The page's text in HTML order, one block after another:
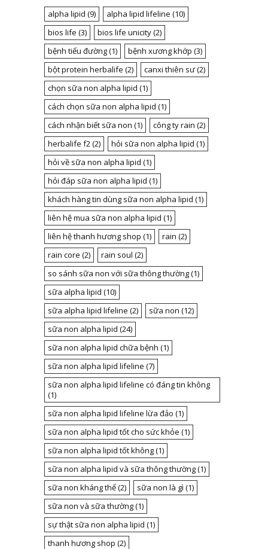
alpha lipid (9) alpha lipid lifeline (10)
bios life (3) bios life unicity(2)
bệnh tiểu đường(1) bệnh xương khớp (3)
bột protein herbalife (2) canxi thiên sư(2)
chọn sữa non alpha lipid (1)
cách chọn sữa non alpha lipid (1)
cách nhận biết sữa non (1) công ty rain (2)
herbalife f2 (2) hỏi sữa non alpha lipid (1)
hỏi về sữa non alpha lipid (1)
hỏi đáp sữa non alpha lipid (1)
khách hàng tin dùng sữa non alpha lipid (1)
liên hệ mua sữa non alpha lipid (1)
liên hệ thanh hương shop (1) rain (2)
rain core (2) rain soul (2)
so sánh sữa non với sữa thông thường(1)
sữa alpha lipid (10)
sữa alpha lipid lifeline (2) sữa non (12)
sữa non alpha lipid (24)
sữa non alpha lipid chữa bệnh (1)
sữa non alpha lipid lifeline (7)
sữa non alpha lipid lifeline có đáng tin không
(1)
sữa non alpha lipid lifeline lừa đảo (1)
sữa non alpha lipid tốt cho sức khỏe (1)
sữa non alpha lipid tốt không(1)
sữa non alpha lipid và sữa thông thường(1)
sữa non kháng thể(2) sữa non là gì (1)
sữa non và sữa thường(1)
sự thật sữa non alpha lipid (1)
thanh hương shop (2)